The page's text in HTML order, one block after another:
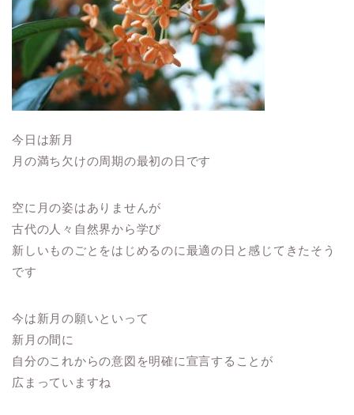
今日は新月
月の満ち欠けの周期の最初の日です
空に月の姿はありませんが
古代の人々自然界から学び
新しいものごとをはじめるのに最適の日と感じてきたそう
です
今は新月の願いといって
新月の間に
自分のこれからの意図を明確に宣言することが
広まっていますね